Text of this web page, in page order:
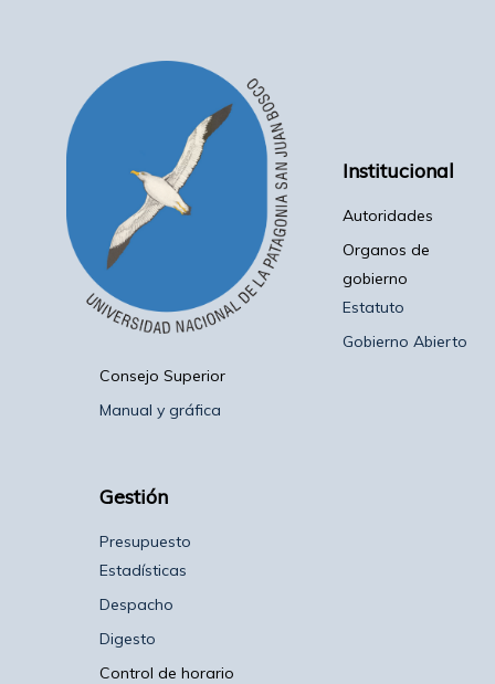
Institucional
Autoridades
Organos de
gobierno
Estatuto
Gobierno Abierto
Consejo Superior
Manual y gráfica
Gestión
Presupuesto
Estadísticas
Despacho
Digesto
Control de horario